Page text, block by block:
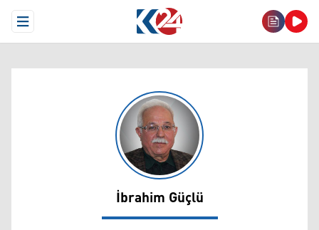
Open Menu
İbrahim Güçlü
İbrahim Güçlü